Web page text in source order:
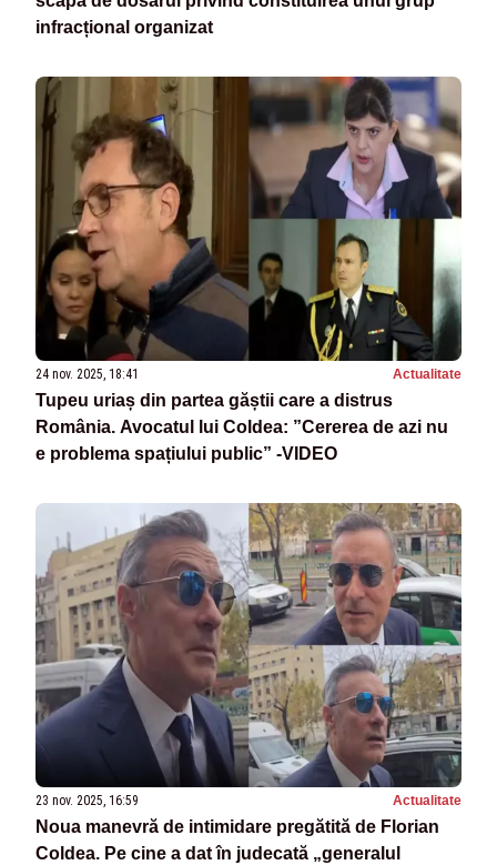
infracțional organizat
24 nov. 2025, 18:41 Actualitate
Tupeu uriaș din partea găștii care a distrus
România. Avocatul lui Coldea: ”Cererea de azi nu
e problema spațiului public” -VIDEO
23 nov. 2025, 16:59 Actualitate
Noua manevră de intimidare pregătită de Florian
Coldea. Pe cine a dat în judecată „generalul